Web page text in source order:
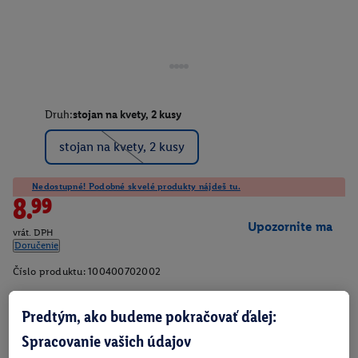
Druh:stojan na kvety, 2 kusy
stojan na kvety, 2 kusy
Nedostupné! Podobné skvelé produkty nájdeš tu.
8.99
vrát. DPH
Doručenie
Upozornite ma
Číslo produktu: 100400702002
O produkte
Predtým, ako budeme pokračovať ďalej:
Spracovanie vašich údajov